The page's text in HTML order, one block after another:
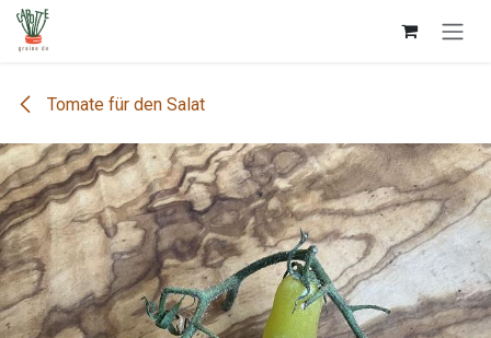
Zum Inhalt springen
Tomate für den Salat